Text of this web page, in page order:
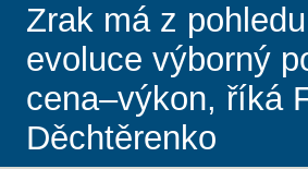
Zrak má z pohledu
evoluce výborný
cena–výkon, říká
Děchtěrenko